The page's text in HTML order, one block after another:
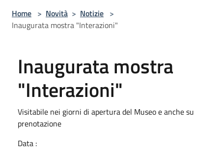
Home > Novità > Notizie >
Inaugurata mostra "Interazioni"
Inaugurata mostra
"Interazioni"
Visitabile nei giorni di apertura del Museo e anche su
prenotazione
Data :